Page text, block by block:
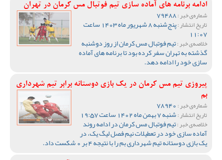
ادامه برنامه های آماده سازی تیم فوتبال مس کرمان در تهران
شماره‌ی خبر :
تاریخ انتشار : پنج‌شنبه 8 شهریور ماه 1403 ساعت
11:07
خلاصه‌ی خبر :تیم فوتبال مس کرمان از روز دوشنبه
گذشته به تهران سفر کرده بود تا برنامه های آماده
سازی خود را ادامه دهد.
پیروزی تیم مس کرمان در یک بازی دوستانه برابر تیم شهرداری
بم
شماره‌ی خبر :
تاریخ انتشار :شنبه 7 بهمن ماه 1402 ساعت 19:57
خلاصه‌ی خبر :تیم فوتبال مس کرمان در ادامه روند
آماده سازی خود در تعطیلات نیم فصل لیگ یک، در
یک بازی دوستانه تیم شهرداری بم را با نتیجه 4 بر 0 شکست داد.